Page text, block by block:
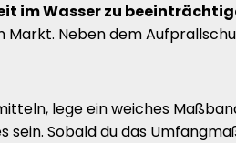
im Wasser zu
Markt. Neben dem
lege ein weiches
sein. Sobald du das